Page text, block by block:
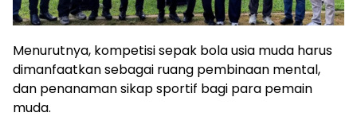
Menurutnya, kompetisi sepak bola usia muda harus
dimanfaatkan sebagai ruang pembinaan mental,
dan penanaman sikap sportif bagi para pemain
muda.